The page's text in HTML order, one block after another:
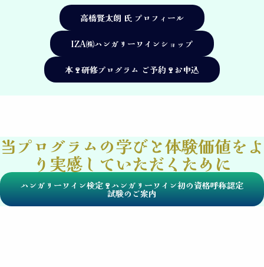
高橋賢太朗 氏 プロフィール
IZA㈱ハンガリーワインショップ
本🍷研修プログラム ご予約🍷お申込
当プログラムの学びと体験価値をよ
り実感していただくために
ハンガリーワイン検定🍷ハンガリーワイン初の資格呼称認定
試験のご案内